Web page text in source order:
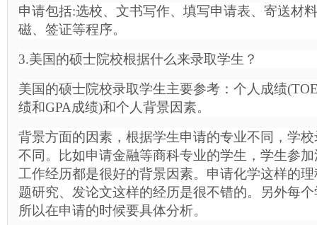
申请包括:选校、文书写作、填写申请表、寄送材
磁、签证等程序。
3.美国的硕士院校根据什么来录取学生？
美国的硕士院校录取学生主要参考：个人成绩
绩和GPA成绩)和个人背景因素。
背景方面的因素，根据学生申请的专业不同，学
不同。比如申请金融等商科专业的学生，学生参
工作经历都是很好的背景因素。申请化学这样的
题研究、发论文这样的经历是很不错的。另外每
所以在申请的时候要具体分析。